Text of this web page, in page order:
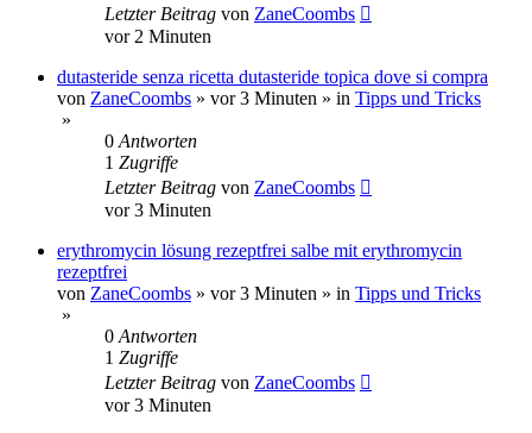
Letzter Beitrag von ZaneCoombs
vor 2 Minuten
dutasteride senza ricetta dutasteride topica dove si compra
von ZaneCoombs » vor 3 Minuten » in Tipps und Tricks
»
0 Antworten
1 Zugriffe
Letzter Beitrag von ZaneCoombs
vor 3 Minuten
erythromycin lösung rezeptfrei salbe mit erythromycin
rezeptfrei
von ZaneCoombs » vor 3 Minuten » in Tipps und Tricks
»
0 Antworten
1 Zugriffe
Letzter Beitrag von ZaneCoombs
vor 3 Minuten